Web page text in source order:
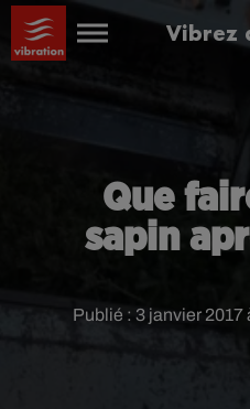
Vibrez
Que
sapin
Publié : 3 janvier 2017